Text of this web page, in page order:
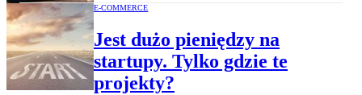
E-COMMERCE
Jest dużo pieniędzy na
startupy. Tylko gdzie te
projekty?